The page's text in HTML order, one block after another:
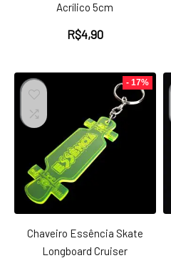
Acrílico 5cm
R$4,90
- 17%
Chaveiro Essência Skate
Longboard Cruiser